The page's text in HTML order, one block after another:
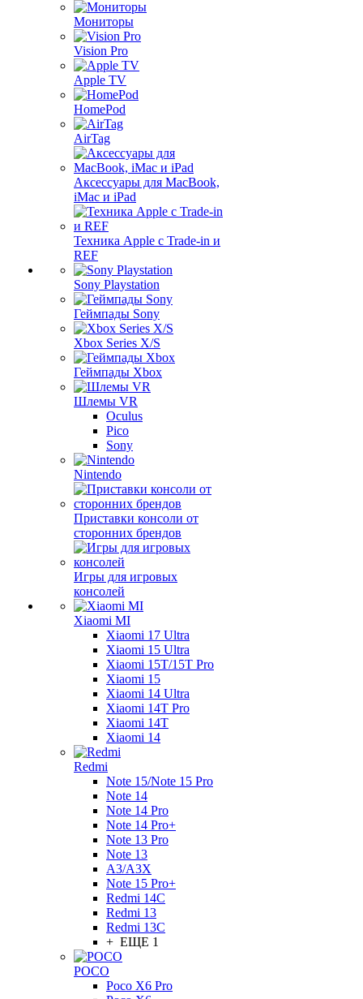
Мониторы
Vision Pro
Apple TV
HomePod
AirTag
Аксессуары для MacBook,
iMac и iPad
Техника Apple с Trade-in и
REF
Sony Playstation
Геймпады Sony
Xbox Series X/S
Геймпады Xbox
Шлемы VR
Oculus
Pico
Sony
Nintendo
Приставки консоли от
сторонних брендов
Игры для игровых
консолей
Xiaomi MI
Xiaomi 17 Ultra
Xiaomi 15 Ultra
Xiaomi 15T/15T Pro
Xiaomi 15
Xiaomi 14 Ultra
Xiaomi 14T Pro
Xiaomi 14T
Xiaomi 14
Redmi
Note 15/Note 15 Pro
Note 14
Note 14 Pro
Note 14 Pro+
Note 13 Pro
Note 13
A3/A3X
Note 15 Pro+
Redmi 14C
Redmi 13
Redmi 13C
+ ЕЩЕ 1
POCO
Poco X6 Pro